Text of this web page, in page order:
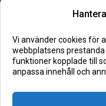
Vi använder cookies för
webbplatsens
funktioner kopplade till
anpassa innehåll och